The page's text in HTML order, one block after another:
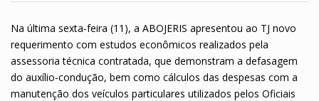
Na última sexta-feira (11), a ABOJERIS apresentou ao TJ novo
requerimento com estudos econômicos realizados pela
assessoria técnica contratada, que demonstram a defasagem
do auxílio-condução, bem como cálculos das despesas com a
manutenção dos veículos particulares utilizados pelos Oficiais